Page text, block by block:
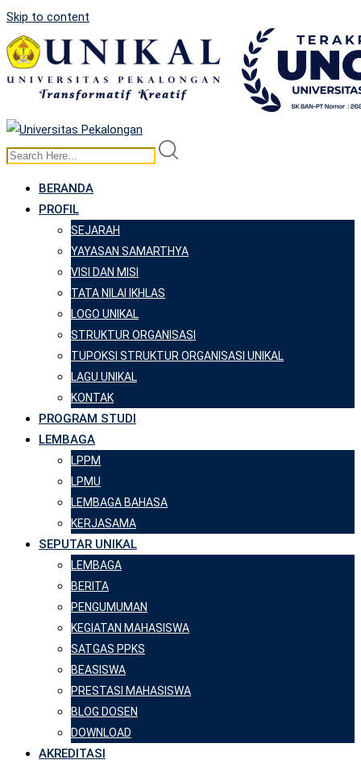
Skip to content
BERANDA
PROFIL
SEJARAH
YAYASAN SAMARTHYA
VISI DAN MISI
TATA NILAI IKHLAS
LOGO UNIKAL
STRUKTUR ORGANISASI
TUPOKSI STRUKTUR ORGANISASI UNIKAL
LAGU UNIKAL
KONTAK
PROGRAM STUDI
LEMBAGA
LPPM
LPMU
LEMBAGA BAHASA
KERJASAMA
SEPUTAR UNIKAL
LEMBAGA
BERITA
PENGUMUMAN
KEGIATAN MAHASISWA
SATGAS PPKS
BEASISWA
PRESTASI MAHASISWA
BLOG DOSEN
DOWNLOAD
AKREDITASI